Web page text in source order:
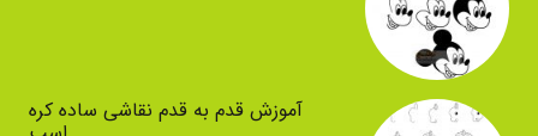
آموزش قدم به قدم نقاشی ساده کره